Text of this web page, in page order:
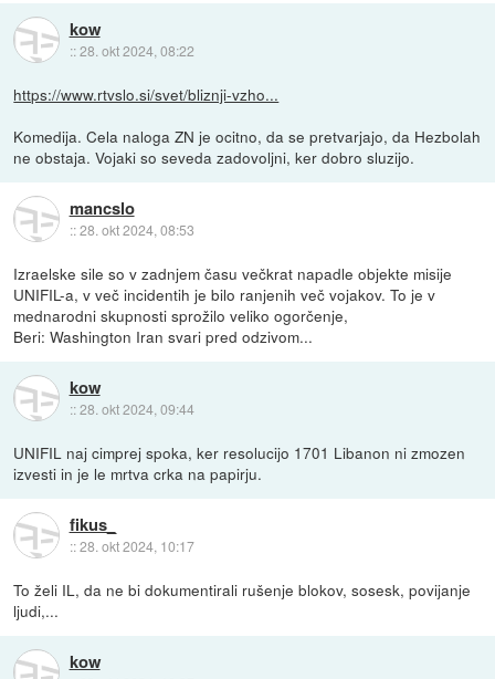
kow
::28. okt 2024, 08:22
https://www.rtvslo.si/svet/bliznji-vzho...
Komedija. Cela naloga ZN je ocitno, da se pretvarjajo, da Hezbolah
ne obstaja. Vojaki so seveda zadovoljni, ker dobro sluzijo.
mancslo
::28. okt 2024, 08:53
Izraelske sile so v zadnjem času večkrat napadle objekte misije
UNIFIL-a, v več incidentih je bilo ranjenih več vojakov. To je v
mednarodni skupnosti sprožilo veliko ogorčenje,
Beri: Washington Iran svari pred odzivom...
kow
::28. okt 2024, 09:44
UNIFIL naj cimprej spoka, ker resolucijo 1701 Libanon ni zmozen
izvesti in je le mrtva crka na papirju.
fikus_
::28. okt 2024, 10:17
To želi IL, da ne bi dokumentirali rušenje blokov, sosesk, povijanje
ljudi,...
kow